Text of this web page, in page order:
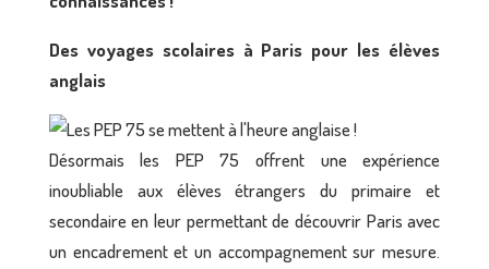
Des voyages scolaires à Paris pour les élèves
anglais
Désormais les PEP 75 offrent une expérience
inoubliable aux élèves étrangers du primaire et
secondaire en leur permettant de découvrir Paris avec
un encadrement et un accompagnement sur mesure.